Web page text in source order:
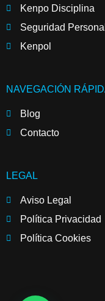
Kenpo Disciplina
Seguridad
Kenpol
NAVEGACIÓN
Blog
Contacto
LEGAL
Aviso Legal
Política Privacidad
Política Cookies